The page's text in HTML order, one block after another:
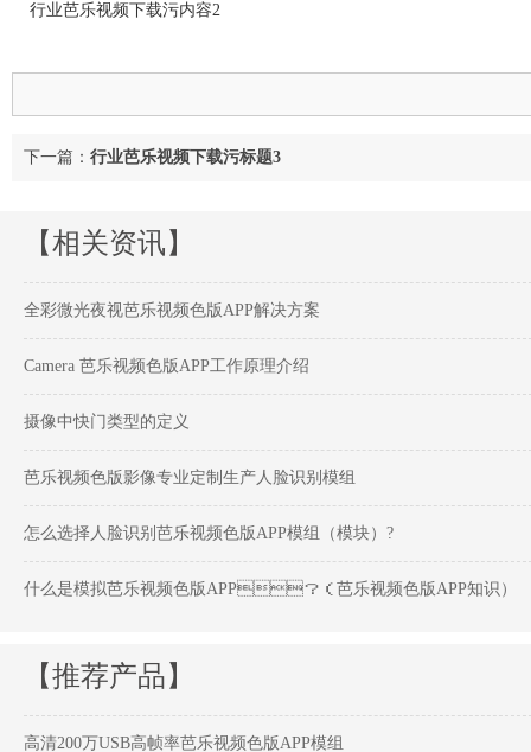
行业芭乐视频下载污内容2
下一篇： 行业芭乐视频下载污标题3
【相关资讯】
全彩微光夜视芭乐视频色版APP解决方案
Camera 芭乐视频色版APP工作原理介绍
摄像中快门类型的定义
芭乐视频色版影像专业定制生产人脸识别模组
怎么选择人脸识别芭乐视频色版APP模组（模块）?
什么是模拟芭乐视频色版APP？（芭乐视频色版APP知识）
【推荐产品】
高清200万USB高帧率芭乐视频色版APP模组